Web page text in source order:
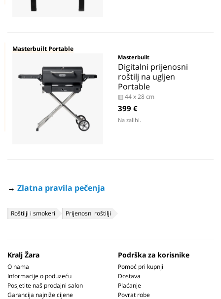
Masterbuilt Portable
Masterbuilt
Digitalni prijenosni
roštilj na ugljen
Portable
▥ 44 x 28 cm
399 €
Na zalihi.
→ Zlatna pravila pečenja
Roštilji i smokeri Prijenosni roštilji
Kralj Žara
O nama
Informacije o poduzeću
Posjetite naš prodajni salon
Garancija najniže cijene
Podrška za korisnike
Pomoć pri kupnji
Dostava
Plaćanje
Povrat robe